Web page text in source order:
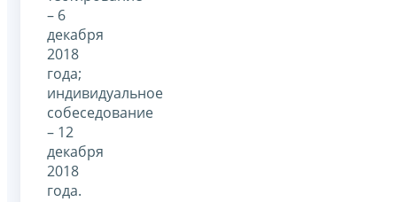
– 6
декабря
2018
года;
индивидуальное
собеседование
– 12
декабря
2018
года.